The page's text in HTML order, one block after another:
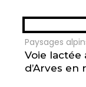
Paysages
Voie lactée
d’Arves